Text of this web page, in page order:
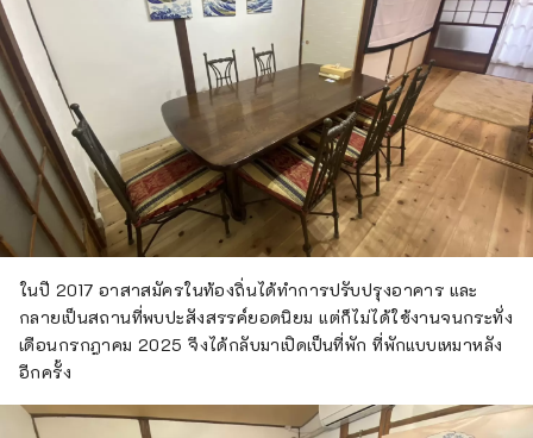
ในปี 2017 อาสาสมัครในท้องถิ่นได้ทำการปรับปรุงอาคาร และ
กลายเป็นสถานที่พบปะสังสรรค์ยอดนิยม แต่ก็ไม่ได้ใช้งานจนกระทั่ง
เดือนกรกฎาคม 2025 จึงได้กลับมาเปิดเป็นที่พัก ที่พักแบบเหมาหลัง
อีกครั้ง